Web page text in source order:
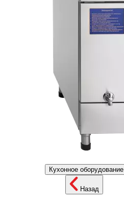
Кухонное оборудование
Назад